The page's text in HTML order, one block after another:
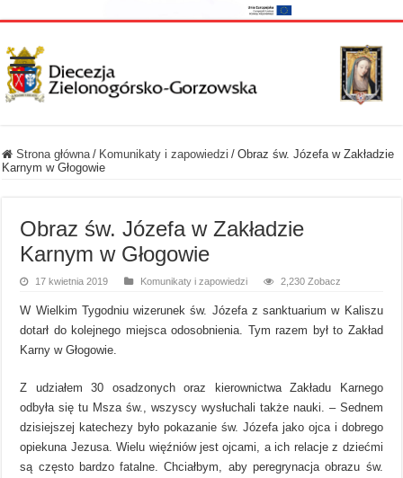
Strona główna / Komunikaty i zapowiedzi / Obraz św. Józefa w Zakładzie
Karnym w Głogowie
Obraz św. Józefa w Zakładzie
Karnym w Głogowie
17 kwietnia 2019 Komunikaty i zapowiedzi 2,230 Zobacz
W Wielkim Tygodniu wizerunek św. Józefa z sanktuarium w Kaliszu
dotarł do kolejnego miejsca odosobnienia. Tym razem był to Zakład
Karny w Głogowie.
Z udziałem 30 osadzonych oraz kierownictwa Zakładu Karnego
odbyła się tu Msza św., wszyscy wysłuchali także nauki. – Sednem
dzisiejszej katechezy było pokazanie św. Józefa jako ojca i dobrego
opiekuna Jezusa. Wielu więźniów jest ojcami, a ich relacje z dziećmi
są często bardzo fatalne. Chciałbym, aby peregrynacja obrazu św.